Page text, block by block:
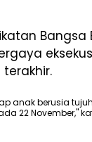
Bangsa
anak berusia
22 November,"